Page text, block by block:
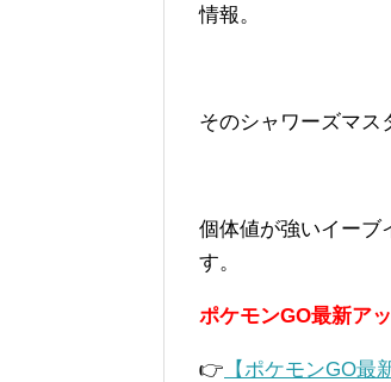
情報。
そのシャワーズマス
個体値が強いイーブ
す。
ポケモンGO最新ア
👉 【ポケモンGO